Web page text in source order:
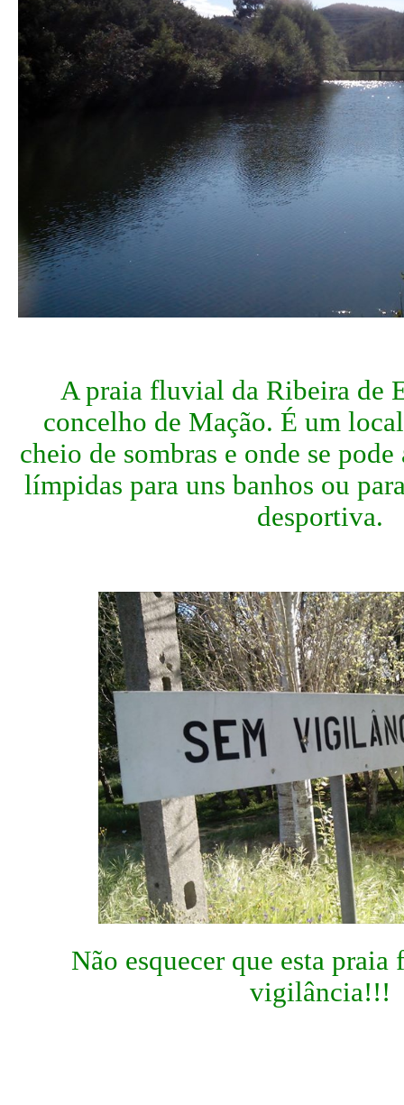
A praia fluvial da Ribeira de
concelho de Mação. É um
cheio de sombras e onde se
límpidas para uns banhos ou
desportiva.
Não esquecer que esta
vigilância!!!